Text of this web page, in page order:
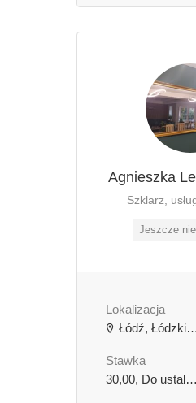
Agnieszka
Szklarz,
Jeszcze
Lokalizacja
Łódź, Łódzkie, Polska
Stawka
30,00, Do ustalenia, negocjacjizł / godzinę